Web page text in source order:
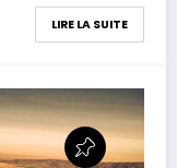
LIRE LA SUITE